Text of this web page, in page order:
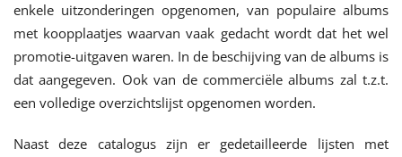
enkele uitzonderingen opgenomen, van populaire albums
met koopplaatjes waarvan vaak gedacht wordt dat het wel
promotie-uitgaven waren. In de beschijving van de albums is
dat aangegeven. Ook van de commerciële albums zal t.z.t.
een volledige overzichtslijst opgenomen worden.
Naast deze catalogus zijn er gedetailleerde lijsten met